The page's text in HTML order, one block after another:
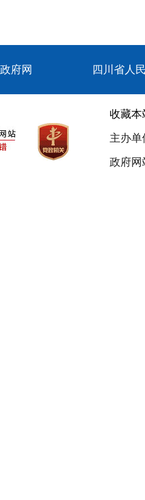
府网 四川省人
收藏本
主办
政府网